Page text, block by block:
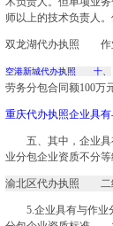
师以上的技术负责人
双龙湖代办执照 作
空港新城代办执照 十、
劳务分包合同额100
重庆代办执照企业具有
五、其中，企业具
业分包企业资质不分
渝北区代办执照 二
5.企业具有与作业分